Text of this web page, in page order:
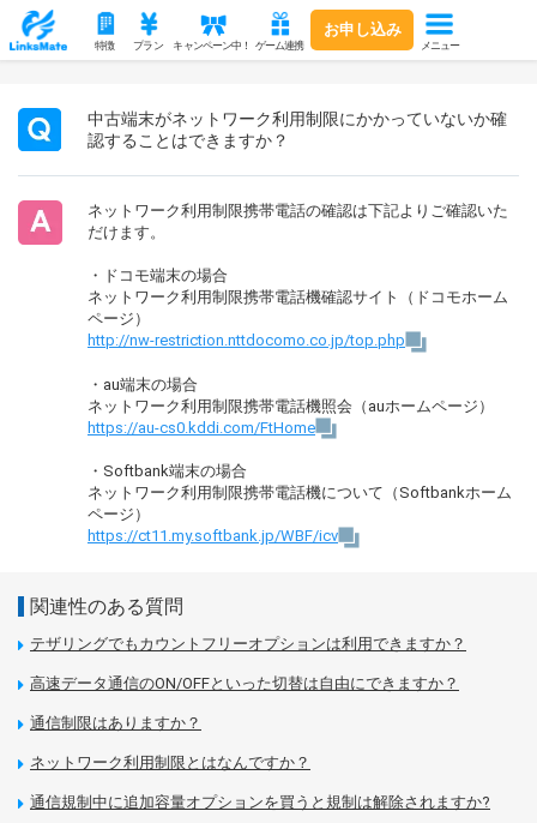
特徴 プラン キャンペーン中！ ゲーム連携
お申し込み
メニュー
中古端末がネットワーク利用制限にかかっていないか確
認することはできますか？
ネットワーク利用制限携帯電話の確認は下記よりご確認いた
だけます。
・ドコモ端末の場合
ネットワーク利用制限携帯電話機確認サイト（ドコモホーム
ページ）
http://nw-restriction.nttdocomo.co.jp/top.php
・au端末の場合
ネットワーク利用制限携帯電話機照会（auホームページ）
https://au-cs0.kddi.com/FtHome
・Softbank端末の場合
ネットワーク利用制限携帯電話機について（Softbankホーム
ページ）
https://ct11.my.softbank.jp/WBF/icv
関連性のある質問
テザリングでもカウントフリーオプションは利用できますか？
高速データ通信のON/OFFといった切替は自由にできますか？
通信制限はありますか？
ネットワーク利用制限とはなんですか？
通信規制中に追加容量オプションを買うと規制は解除されますか?